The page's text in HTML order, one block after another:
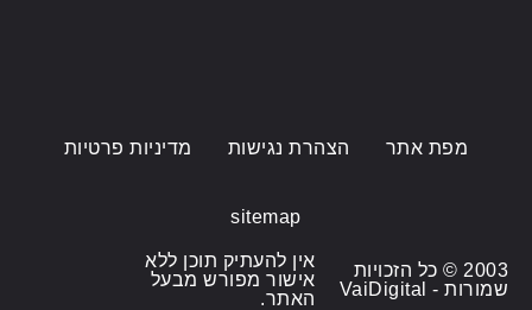
מפת אתר הצהרת נגישות מדיניות פרטיות
sitemap
2003 © כל הזכויות
שמורות - VaiDigital
אין להעתיק תוכן ללא
אישור מפורש מבעל
האתר.